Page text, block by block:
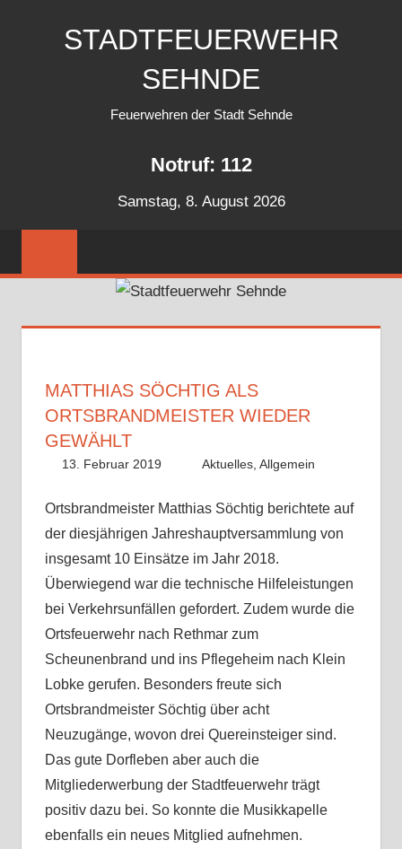
STADTFEUERWEHR
SEHNDE
Feuerwehren der Stadt Sehnde
Notruf: 112
Samstag, 8. August 2026
MATTHIAS SÖCHTIG ALS
ORTSBRANDMEISTER WIEDER
GEWÄHLT
13. Februar 2019 Fabian
Aktuelles, Allgemein
Ortsbrandmeister Matthias Söchtig berichtete auf
der diesjährigen Jahreshauptversammlung von
insgesamt 10Einsätze im Jahr 2018.
Überwiegend war die technische Hilfeleistungen
bei Verkehrsunfällen gefordert. Zudem wurdedie
Ortsfeuerwehr nach Rethmar zum
Scheunenbrand und ins Pflegeheim nach Klein
Lobke gerufen. Besonders freute sich
Ortsbrandmeister Söchtig über acht
Neuzugänge, wovon drei Quereinsteiger sind.
Das gute Dorfleben aber auch die
Mitgliederwerbung der Stadtfeuerwehr trägt
positiv dazu bei. So konnte die Musikkapelle
ebenfalls ein neues Mitglied aufnehmen.